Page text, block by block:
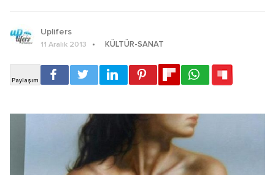
Uplifers
11 Aralık 2013 KÜLTÜR-SANAT